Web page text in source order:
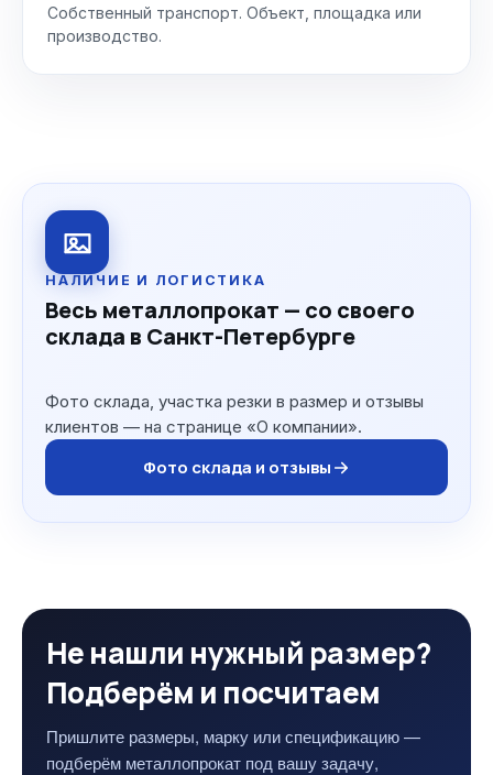
Собственный транспорт. Объект, площадка или
производство.
НАЛИЧИЕ И ЛОГИСТИКА
Весь металлопрокат — со своего
склада в Санкт-Петербурге
Фото склада, участка резки в размер и отзывы
клиентов — на странице «О компании».
Фото склада и отзывы
Не нашли нужный размер?
Подберём и посчитаем
Пришлите размеры, марку или спецификацию —
подберём металлопрокат под вашу задачу,